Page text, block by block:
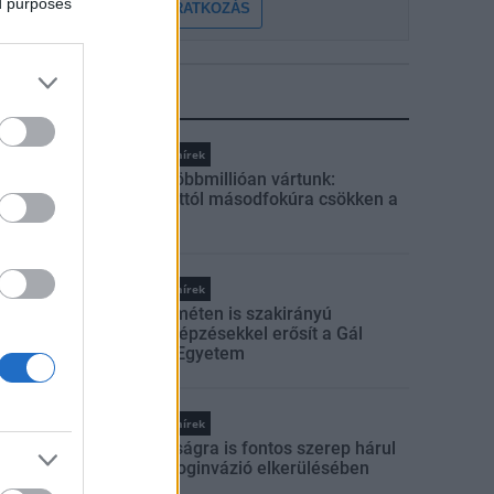
FELIRATKOZÁS
Országos hírek
Amire többmillióan vártunk:
szombattól másodfokúra csökken a
Országos hírek
Kecskeméten is szakirányú
továbbképzésekkel erősít a Gál
Ferenc Egyetem
Országos hírek
A lakosságra is fontos szerep hárul
a szúnyoginvázió elkerülésében